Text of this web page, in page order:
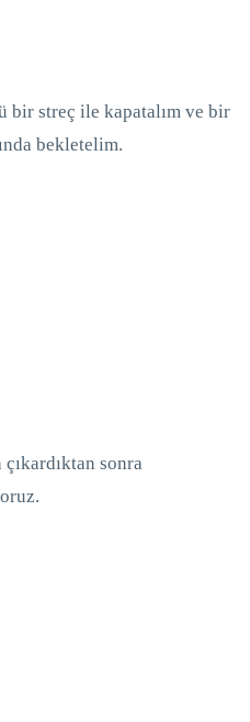
bir streç ile kapatalım ve bir
bekletelim.
sonra